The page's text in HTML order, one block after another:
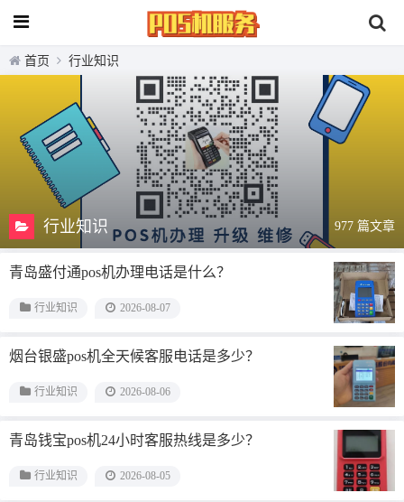
首页 行业知识
行业知识 977 篇文章
青岛盛付通pos机办理电话是什么？
行业知识 2026-08-07
烟台银盛pos机全天候客服电话是多少？
行业知识 2026-08-06
青岛钱宝pos机24小时客服热线是多少？
行业知识 2026-08-05